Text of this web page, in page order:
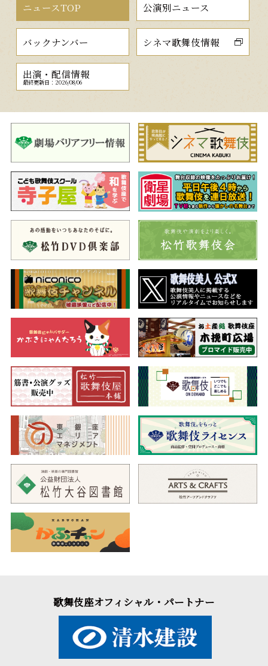
ニュースTOP 公演別ニュース
バックナンバー シネマ歌舞伎情報
出演・配信情報
最終更新日：2026/08/06
歌舞伎座オフィシャル・パートナー